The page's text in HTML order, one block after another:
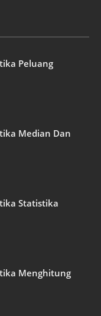
Peluang
Median Dan
Statistika
Menghitung